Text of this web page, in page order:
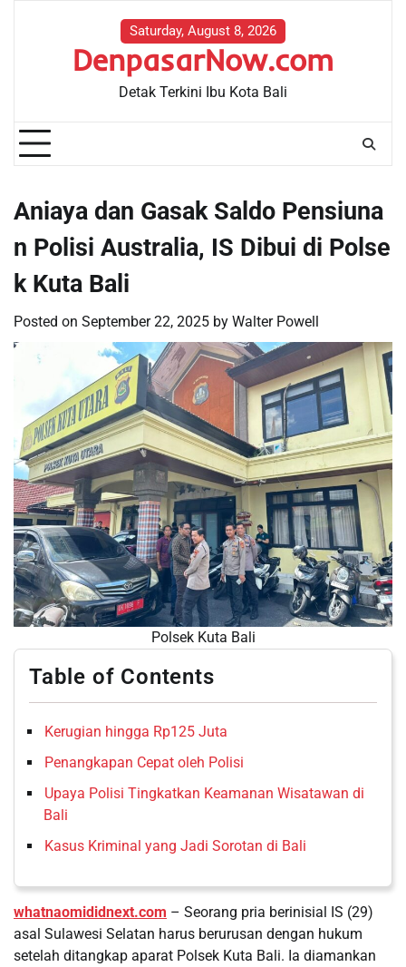
Saturday, August 8, 2026
DenpasarNow.com
Detak Terkini Ibu Kota Bali
Aniaya dan Gasak Saldo Pensiuna
n Polisi Australia, IS Dibui di Polse
k Kuta Bali
Posted on September 22, 2025 by Walter Powell
Polsek Kuta Bali
Table of Contents
Kerugian hingga Rp125 Juta
Penangkapan Cepat oleh Polisi
Upaya Polisi Tingkatkan Keamanan Wisatawan di
Bali
Kasus Kriminal yang Jadi Sorotan di Bali
whatnaomididnext.com – Seorang pria berinisial IS (29)
asal Sulawesi Selatan harus berurusan dengan hukum
setelah ditangkap aparat Polsek Kuta Bali. Ia diamankan